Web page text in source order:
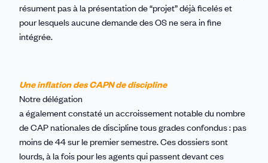
résument pas à la présentation de “projet” déjà ficelés et
pour lesquels aucunedemande des OS ne sera in fine
intégrée.
Uneinflation des CAPN de discipline
Notre délégation
a égalementconstatéunaccroissement notabledu nombre
de CAP nationales de disciplinetous grades confondus: pas
moins de 44 sur le premier semestre.Ces dossiers sont
lourds, à la fois pour les agents qui passent devant ces